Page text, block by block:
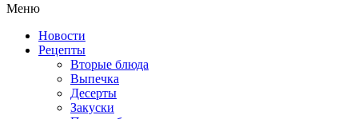
Меню
Новости
Рецепты
Вторые блюда
Выпечка
Десерты
Закуски